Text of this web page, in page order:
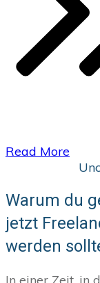
​Read More
Warum du
jetzt
werden
In einer Zeit, in